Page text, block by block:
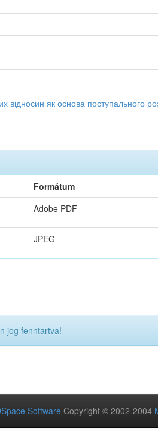
відносин як основа поступального
Formátum
Adobe PDF
JPEG
jog fenntartva!
Software Copyright © 2002-2004